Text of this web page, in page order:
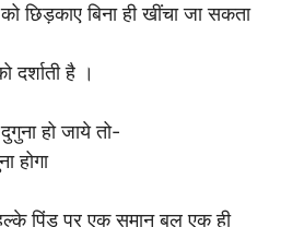
छिड़काए बिना ही खींचा जा सकता
है ।
हो जाये तो-
होगा
पिंड पर एक समान बल एक ही